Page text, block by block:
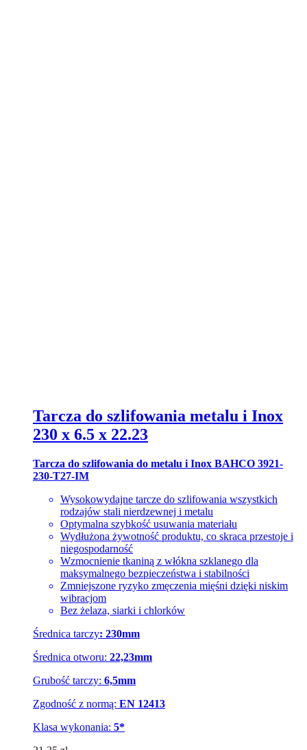
Tarcza do szlifowania metalu i Inox
230 x 6.5 x 22.23
Tarcza do szlifowania do metalu i Inox BAHCO 3921-
230-T27-IM
Wysokowydajne tarcze do szlifowania wszystkich
rodzajów stali nierdzewnej i metalu
Optymalna szybkość usuwania materiału
Wydłużona żywotność produktu, co skraca przestoje i
niegospodarność
Wzmocnienie tkaniną z włókna szklanego dla
maksymalnego bezpieczeństwa i stabilności
Zmniejszone ryzyko zmęczenia mięśni dzięki niskim
wibracjom
Bez żelaza, siarki i chlorków
Średnica tarczy: 230mm
Średnica otworu: 22,23mm
Grubość tarczy: 6,5mm
Zgodność z normą: EN 12413
Klasa wykonania: 5*